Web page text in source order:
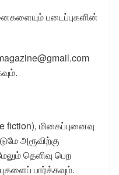
படைப்புகளின்
fiction), மிகைப்புனைவு
அரூவிற்கு
தெளிவு பெற
பார்க்கவும்.